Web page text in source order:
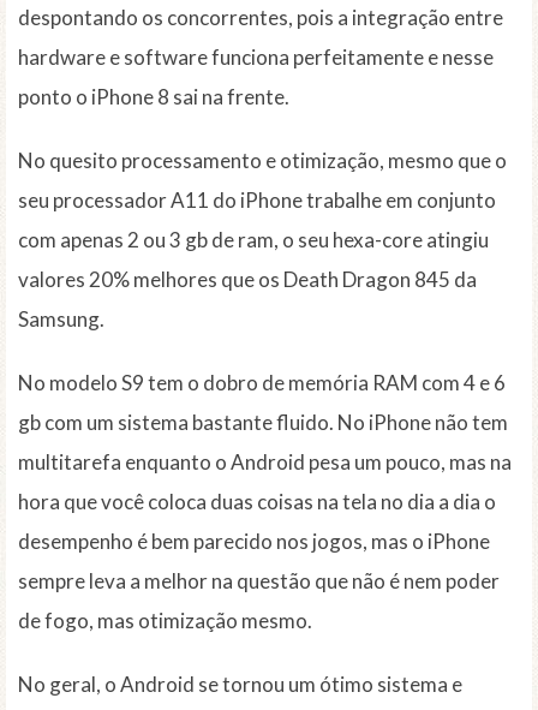
despontando os concorrentes, pois a integração entre
hardware e software funciona perfeitamente e nesse
ponto o iPhone 8 sai na frente.
No quesito processamento e otimização, mesmo que o
seu processador A11 do iPhone trabalhe em conjunto
com apenas 2 ou 3 gb de ram, o seu hexa-core atingiu
valores 20% melhores que os Death Dragon 845 da
Samsung.
No modelo S9 tem o dobro de memória RAM com 4 e 6
gb com um sistema bastante fluido. No iPhone não tem
multitarefa enquanto o Android pesa um pouco, mas na
hora que você coloca duas coisas na tela no dia a dia o
desempenho é bem parecido nos jogos, mas o iPhone
sempre leva a melhor na questão que não é nem poder
de fogo, mas otimização mesmo.
No geral, o Android se tornou um ótimo sistema e